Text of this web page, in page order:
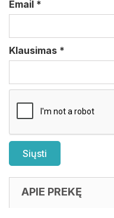
Email *
Klausimas *
APIE PREKĘ